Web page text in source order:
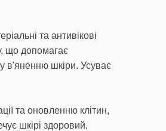
та антивікові
що допомагає
в'яненню шкіри. Усуває
та оновленню клітин,
шкірі здоровий,